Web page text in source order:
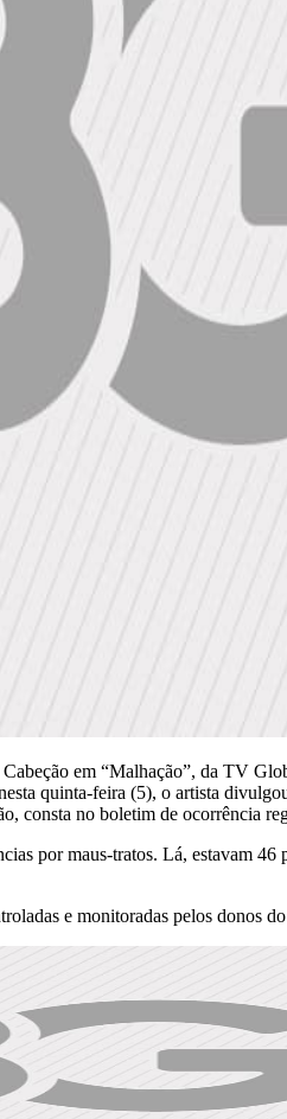
em “Malhação”, da TV
quinta-feira (5), o artista
consta no boletim de ocorrência
por maus-tratos. Lá, estavam
e monitoradas pelos donos